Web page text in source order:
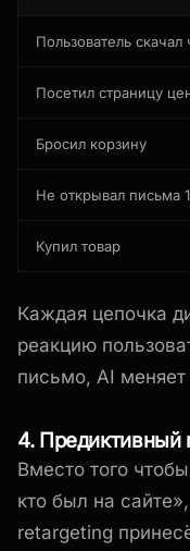
Пользователь скачал
Посетил страницу
Бросил корзину
Не открывал письма
Купил товар
Каждая цепочка
реакцию
письмо, AI
4. Предиктивный
Вместо того
кто был на
retargeting